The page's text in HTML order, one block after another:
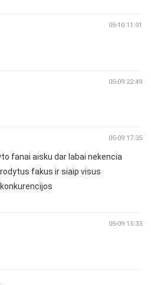
05-10 11:01
05-09 22:49
05-09 17:35
fanai aisku dar labai nekencia
fakus ir siaip visus
05-09 15:33